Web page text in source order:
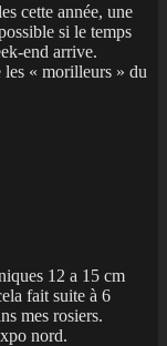
cette année, une
si le temps
end arrive.
les « morilleurs » du
12 a 15 cm
fait suite à 6
mes rosiers.
nord.